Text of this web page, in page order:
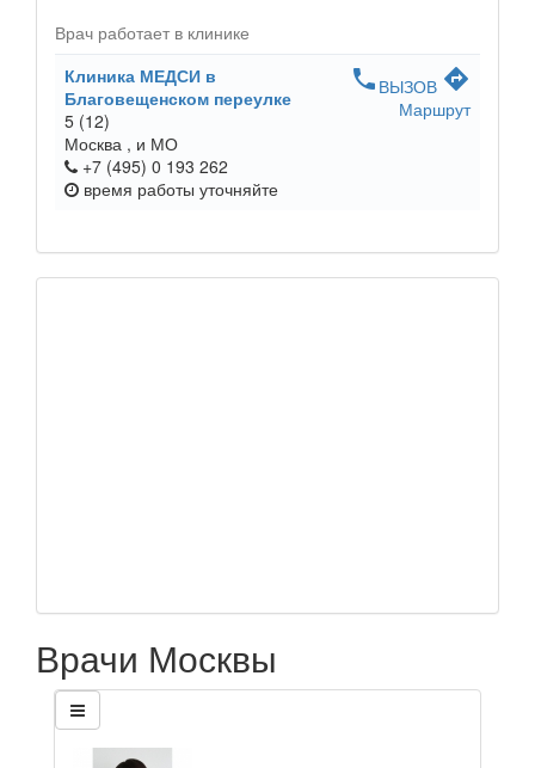
Врач работает в клинике
Клиника МЕДСИ в
Благовещенском переулке
5 (12)
Москва , и МО
+7 (495) 0 193 262
время работы уточняйте
phone ВЫЗОВ directions
Маршрут
Врачи Москвы